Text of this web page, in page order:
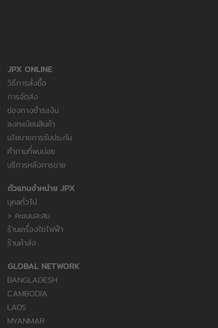
JPX ONLINE
วิธีการสั่งซื้อ
การจัดส่ง
ช่องทางชำระเงิน
ลงทะเบียนสินค้า
นโยบายการรับประกัน
คำถามที่พบบ่อย
บริการหลังการขาย
ตัวแทนจำหน่าย JPX
บุคลทั่วไป
> คะแนนสะสม
ร้านเครื่องใชไฟฟ้า
ร้านค้าส่ง
GLOBAL NETWORK
BANGLADESH
CAMBODIA
LAOS
MYANMAR